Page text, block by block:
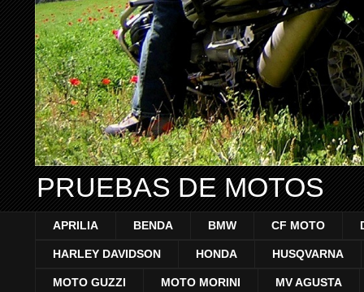
PRUEBAS DE MOTOS
APRILIA BENDA BMW CF MOTO
HARLEY DAVIDSON HONDA HUSQVARNA
MOTO GUZZI MOTO MORINI MV AGUSTA